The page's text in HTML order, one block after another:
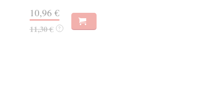
10,96 €
11,30 € ?